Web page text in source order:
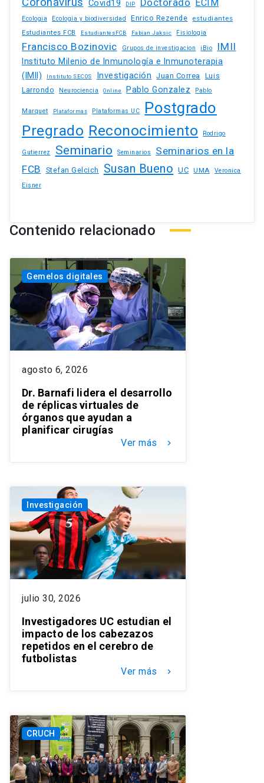
Covid19 DIP ECIM
Ecologia Ecologia y biodiversidad Enrico Rezende estudiantes
Estudiantes FCB EstudiantesFCB Fabian Jaksic Fisiologia
Francisco Bozinovic Grupos de investigacion iBio IMII
Instituto Milenio de Inmunología e Inmunoterapia
(IMII)
Instituto SECOS Investigación Juan Correa
Luis
Larrondo
Neurociencia Online Pablo Gonzalez Pablo
Marquet Plataformas Plataformas UC Postgrado
Pregrado Reconocimiento Rodrigo
Gutierrez Seminario Seminarios
Seminarios en la
FCB
Stefan Gelcich Susan Bueno UC UMA
Veronica
Eisner
Contenido relacionado
Gemelos digitales
agosto 6, 2026
Dr. Barnafi lidera el desarrollo
de réplicas virtuales de
órganos que ayudan a
planificar cirugías
Ver más keyboard_arrow_right
Investigación
julio 30, 2026
Investigadores UC estudian el
impacto de los cabezazos
repetidos en el cerebro de
futbolistas
Ver más keyboard_arrow_right
CRUCH